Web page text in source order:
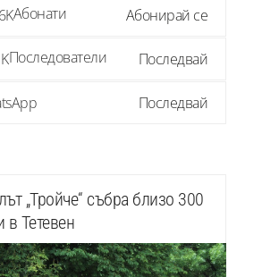
Абонати Абонирай се
Последователи Последвай
Последвай
„Тройче“ събра близо 300
в Тетевен